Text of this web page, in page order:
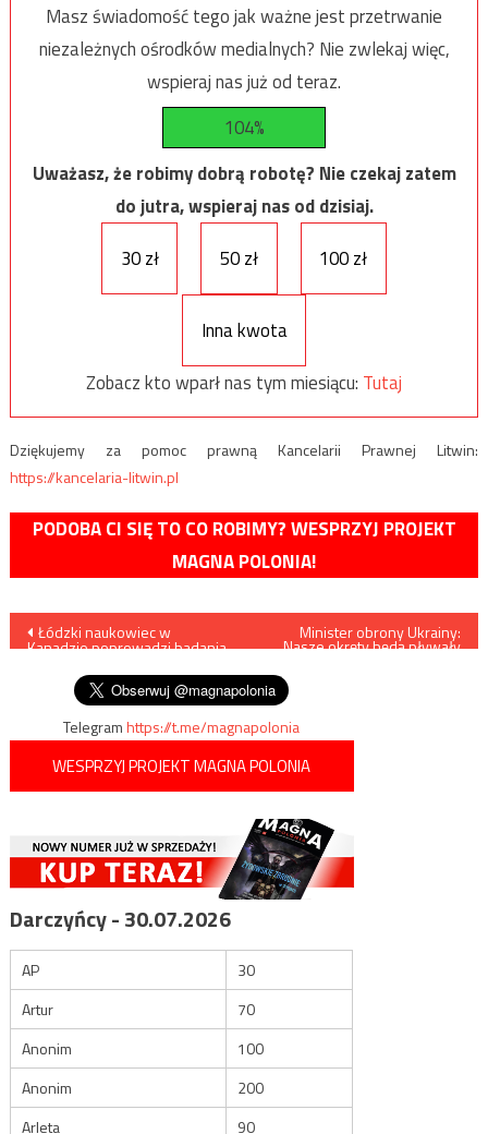
Masz świadomość tego jak ważne jest przetrwanie
niezależnych ośrodków medialnych? Nie zwlekaj więc,
wspieraj nas już od teraz.
104%
Uważasz, że robimy dobrą robotę? Nie czekaj zatem
do jutra, wspieraj nas od dzisiaj.
30 zł
50 zł 100 zł
Inna kwota
Zobacz kto wparł nas tym miesiącu: Tutaj
Dziękujemy za pomoc prawną Kancelarii Prawnej Litwin:
https://kancelaria-litwin.pl
PODOBA CI SIĘ TO CO ROBIMY? WESPRZYJ PROJEKT
MAGNA POLONIA!
Nawigacja
wpisu
Łódzki naukowiec w
Kanadzie poprowadzi badania
Minister obrony Ukrainy:
Nasze okręty będą pływały
Telegramhttps://t.me/magnapolonia
WESPRZYJ PROJEKT MAGNA POLONIA
Darczyńcy - 30.07.2026
AP
30
Artur
70
Anonim
100
Anonim
200
Arleta
90